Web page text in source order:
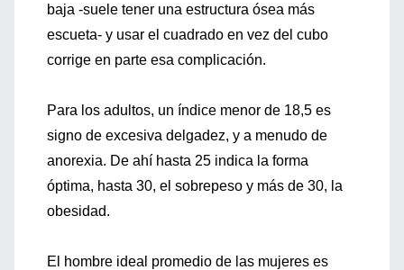
baja -suele tener una estructura ósea más
escueta- y usar el cuadrado en vez del cubo
corrige en parte esa complicación.
Para los adultos, un índice menor de 18,5 es
signo de excesiva delgadez, y a menudo de
anorexia. De ahí hasta 25 indica la forma
óptima, hasta 30, el sobrepeso y más de 30, la
obesidad.
El hombre ideal promedio de las mujeres es